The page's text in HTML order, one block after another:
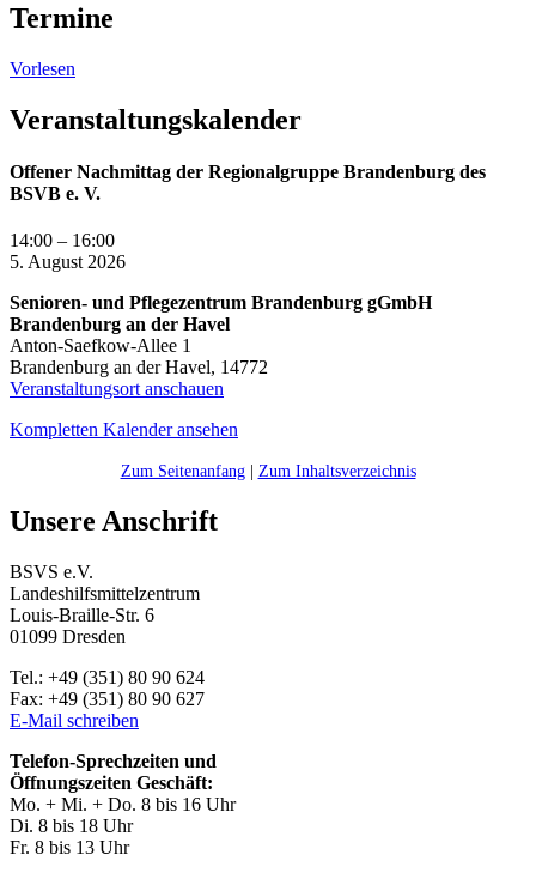
Termine
Vorlesen
Veranstaltungskalender
Offener Nachmittag der Regionalgruppe Brandenburg des
BSVB e. V.
14:00 – 16:00
5. August 2026
Senioren- und Pflegezentrum Brandenburg gGmbH
Brandenburg an der Havel
Anton-Saefkow-Allee 1
Brandenburg an der Havel, 14772
Veranstaltungsort anschauen
Kompletten Kalender ansehen
Zum Seitenanfang| Zum Inhaltsverzeichnis
Unsere Anschrift
BSVS e.V.
Landeshilfsmittelzentrum
Louis-Braille-Str. 6
01099 Dresden
Tel.: +49 (351) 80 90 624
Fax: +49 (351) 80 90 627
E-Mail schreiben
Telefon-Sprechzeiten und
Öffnungszeiten Geschäft:
Mo. + Mi. + Do. 8 bis 16 Uhr
Di. 8 bis 18 Uhr
Fr. 8 bis 13 Uhr